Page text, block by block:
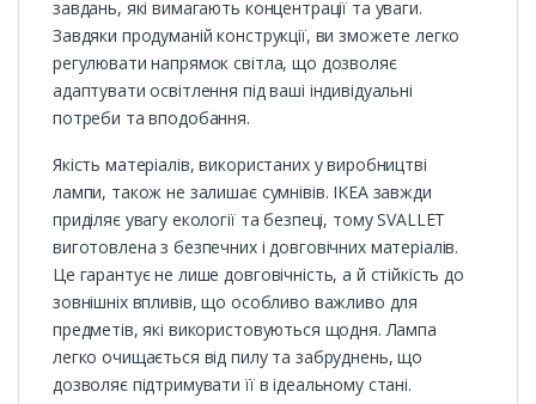
завдань, які вимагають концентрації та уваги.
Завдяки продуманій конструкції, ви зможете легко
регулювати напрямок світла, що дозволяє
адаптувати освітлення під ваші індивідуальні
потреби та вподобання.
Якість матеріалів, використаних у виробництві
лампи, також не залишає сумнівів. IKEA завжди
приділяє увагу екології та безпеці, тому SVALLET
виготовлена з безпечних і довговічних матеріалів.
Це гарантує не лише довговічність, а й стійкість до
зовнішніх впливів, що особливо важливо для
предметів, які використовуються щодня. Лампа
легко очищається від пилу та забруднень, що
дозволяє підтримувати її в ідеальному стані.